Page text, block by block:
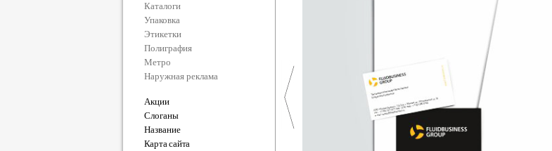
Каталоги
Упаковка
Этикетки
Полиграфия
Метро
Наружная реклама
Акции
Слоганы
Название
Карта сайта